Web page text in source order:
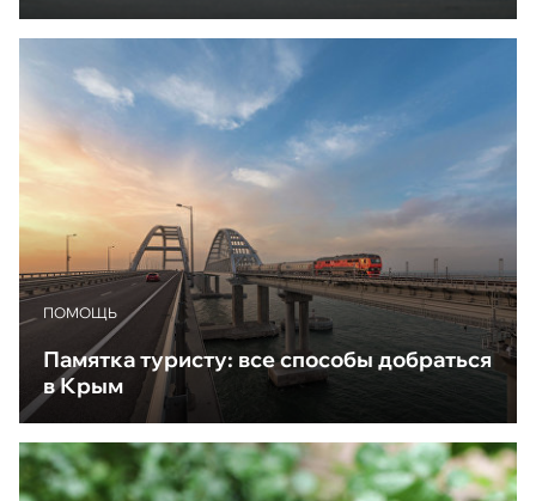
ПОМОЩЬ
Памятка туристу: все способы добраться
в Крым